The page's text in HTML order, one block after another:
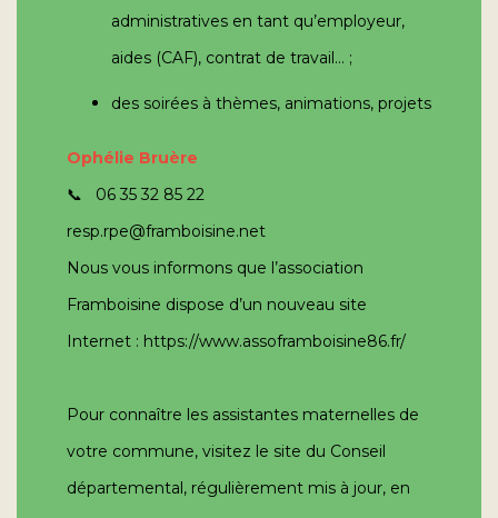
administratives en tant qu’employeur,
aides (CAF), contrat de travail… ;
des soirées à thèmes, animations, projets
Ophélie Bruère
📞 06 35 32 85 22
resp.rpe@framboisine.net
Nous vous informons que l’association
Framboisine dispose d’un nouveau site
Internet : https://www.assoframboisine86.fr/
Pour connaître les assistantes maternelles de
votre commune, visitez le site du Conseil
départemental, régulièrement mis à jour, en